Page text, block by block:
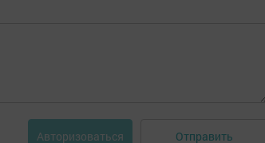
Авторизоваться Отправить